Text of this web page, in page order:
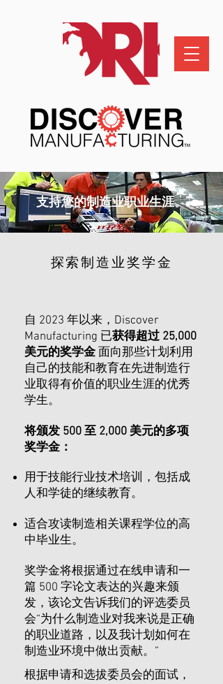
支持您的制造业职业生涯。
探索制造业奖学金
自 2023 年以来，Discover
Manufacturing 已获得超过 25,000
美元的奖学金 面向那些计划利用
自己的技能和教育在先进制造行
业取得有价值的职业生涯的优秀
学生。 ​
将颁发 500 至 2,000 美元的多项
奖学金：
用于技能行业技术培训，包括成
人和学徒的继续教育。​
适合攻读制造相关课程学位的高
中毕业生。
奖学金将根据通过在线申请和一
篇 500 字论文表达的兴趣来颁
发，该论文告诉我们的评选委员
会“为什么制造业对我来说是正确
的职业道路，以及我计划如何在
制造业环境中做出贡献。”
根据申请和选拔委员会的面试，